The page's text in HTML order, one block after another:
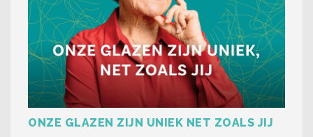
ONZE GLAZEN ZIJN UNIEK NET ZOALS JIJ